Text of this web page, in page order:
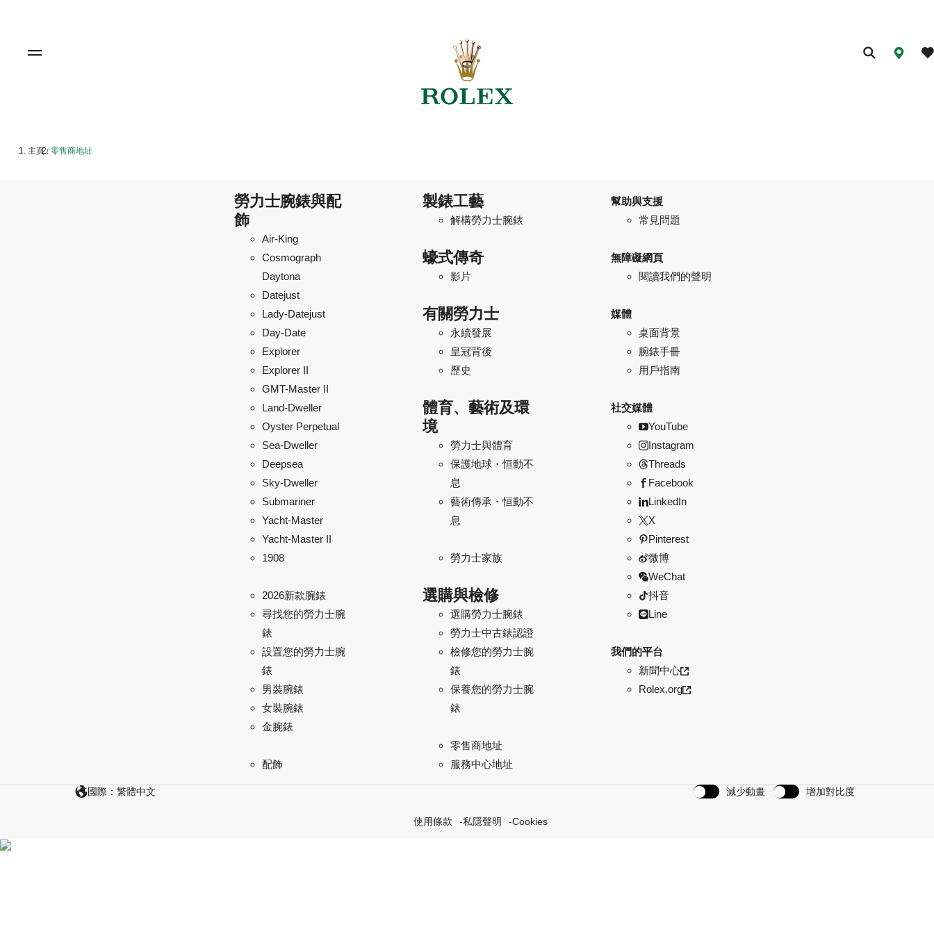
主頁/ 零售商地址
勞力士腕錶與配
飾
Air-King
Cosmograph
Daytona
Datejust
Lady-Datejust
Day-Date
Explorer
Explorer II
GMT-Master II
Land-Dweller
Oyster Perpetual
Sea-Dweller
Deepsea
Sky-Dweller
Submariner
Yacht-Master
Yacht-Master II
1908
2026新款腕錶
尋找您的勞力士腕
錶
設置您的勞力士腕
錶
男裝腕錶
女裝腕錶
金腕錶
配飾
製錶工藝
解構勞力士腕錶
蠔式傳奇
影片
有關勞力士
永續發展
皇冠背後
歷史
體育、藝術及環
境
勞力士與體育
保護地球・恒動不
息
藝術傳承・恒動不
息
勞力士家族
選購與檢修
選購勞力士腕錶
勞力士中古錶認證
檢修您的勞力士腕
錶
保養您的勞力士腕
錶
零售商地址
服務中心地址
幫助與支援
常見問題
無障礙網頁
閱讀我們的聲明
媒體
桌面背景
腕錶手冊
用戶指南
社交媒體
YouTube
Instagram
Threads
Facebook
LinkedIn
X
Pinterest
微博
WeChat
抖音
Line
我們的平台
新聞中心
Rolex.org
國際：繁體中文 減少動畫 增加對比度
使用條款 私隱聲明 Cookies